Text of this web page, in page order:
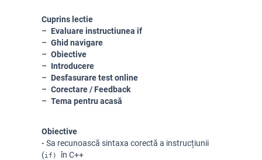
Cuprins lectie
Evaluare instructiunea if
Ghid navigare
Obiective
Introducere
Desfasurare test online
Corectare / Feedback
Tema pentru acasă
Obiective
- Sa recunoască sintaxa corectă a instrucțiunii
(if) în C++